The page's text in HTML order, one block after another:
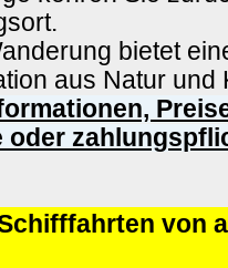
bietet
aus Natur und
oder
von